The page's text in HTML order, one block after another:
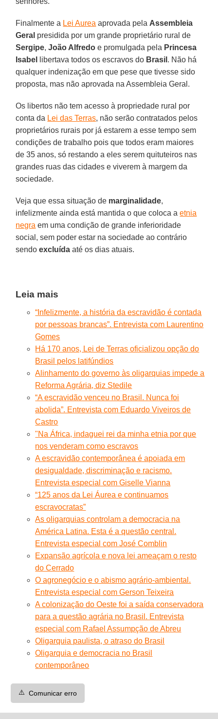
Finalmente a Lei Aurea aprovada pela Assembleia
Geral presidida por um grande proprietário rural de
Sergipe,João Alfredo e promulgada pela Princesa
Isabel
libertava todos os escravos do Brasil . Não há
qualquer indenização em que pese que tivesse sido
proposta, mas não aprovada na Assembleia Geral.
Os libertos não tem acesso à propriedade rural por
conta da Lei das Terras, não serão contratados pelos
proprietários rurais por já estarem a esse tempo sem
condições de trabalho pois que todos eram maiores
de 35 anos, só restando a eles serem quituteiros nas
grandes ruas das cidades e viverem à margem da
sociedade.
Veja que essa situação de marginalidade,
infelizmente ainda está mantida o que coloca aetnia
negra em uma condição de grande inferioridade
social, sem poder estar na sociedade ao contrário
sendoexcluída até os dias atuais.
Leia mais
“Infelizmente, a história da escravidão é contada
por pessoas brancas”. Entrevista com Laurentino
Gomes
Há 170 anos, Lei de Terras oficializou opção do
Brasil pelos latifúndios
Alinhamento do governo às oligarquias impede a
Reforma Agrária, diz Stedile
“A escravidão venceu no Brasil. Nunca foi
abolida”. Entrevista com Eduardo Viveiros de
Castro
"Na África, indaguei rei da minha etnia por que
nos venderam como escravos
A escravidão contemporânea é apoiada em
desigualdade, discriminação e racismo.
Entrevista especial com Giselle Vianna
“125 anos da Lei Áurea e continuamos
escravocratas”
As oligarquias controlam a democracia na
América Latina. Esta é a questão central.
Entrevista especial com José Comblin
Expansão agrícola e nova lei ameaçam o resto
do Cerrado
O agronegócio e o abismo agrário-ambiental.
Entrevista especial com Gerson Teixeira
A colonização do Oeste foi a saída conservadora
para a questão agrária no Brasil. Entrevista
especial com Rafael Assumpção de Abreu
Oligarquia paulista, o atraso do Brasil
Oligarquia e democracia no Brasil
contemporâneo
⚠️ Comunicar erro